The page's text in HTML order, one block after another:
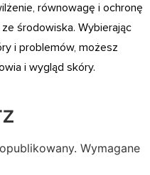
równowagę i ochronę
środowiska. Wybierając
i problemów, możesz
i wygląd skóry.
Wymagane